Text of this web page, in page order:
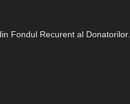
Fondul Recurent al Donatorilor.